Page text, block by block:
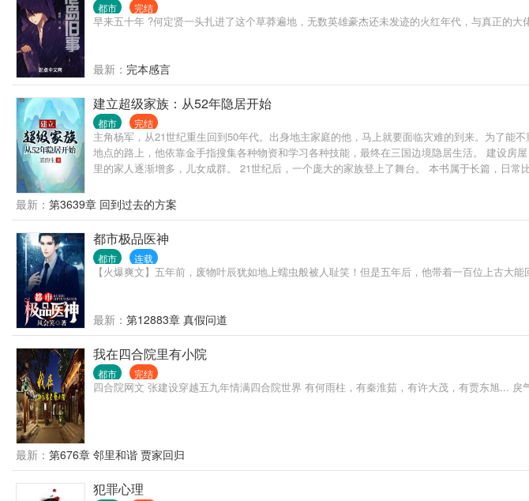
都市 完结
早来五十年 ?何定贤一头扎进了这个草莽遍地，无数英雄豪杰还未发迹的火红年代，与真正的
最新： 完本感言
建立超级家族：从52年隐居开始
都市 完结
主角杨军，从21世纪重生回到50年代。出身地主家庭的他，马上就要面临灾难的到来。为了
地点的路上，他依靠金手指搜集各种物资和学习各种技能，最终在三国边境隐居生活。 建设
里的家人逐渐增多，儿女成群。 21世纪后，一个庞大的家族登上了舞台。 本书属于长篇，日
最新： 第3639章 回到过去的方案
都市极品医神
都市 连载
【火爆爽文】五年前，废物叶辰犹如地上蠕虫般被人耻笑！但是五年后，他带着一百位上古大能
最新： 第12883章 真假问道
我在四合院里有小院
都市 完结
四合院网文 张建设穿越五九年情满四合院世界 有何雨柱，有秦淮茹，有许大茂，有贾东旭...
最新： 第676章 邻里和谐 贾家回归
犯罪心理